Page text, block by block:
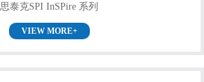
思泰克SPI InSPire 系列
VIEW MORE+